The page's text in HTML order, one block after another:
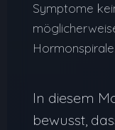
Symptome
Hormonspirale.
In diesem
bewusst,